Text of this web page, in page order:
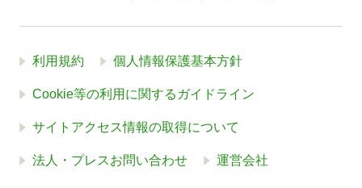
利用規約 個人情報保護基本方針
Cookie等の利用に関するガイドライン
サイトアクセス情報の取得について
法人・プレスお問い合わせ 運営会社